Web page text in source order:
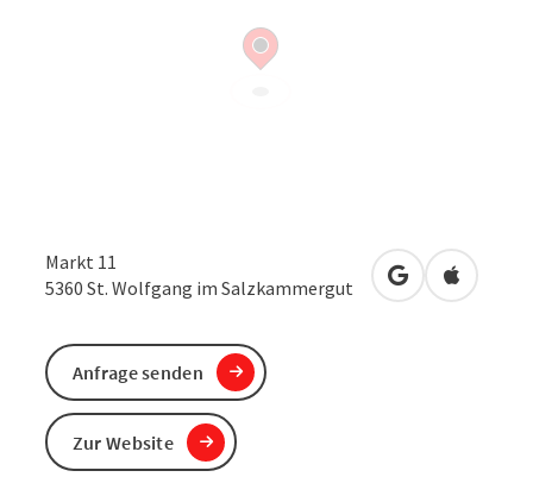
Markt 11
5360 St. Wolfgang im Salzkammergut in Googlein Apple
Anfrage senden
Zur Website